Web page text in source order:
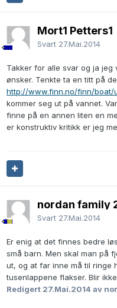
Mort1 Petters1
Svart 27.Mai.2014
Takker for alle svar og ja
ønsker. Tenkte ta en titt på
http://www.finn.no/finn/boat/
kommer seg ut på vannet.
finne på en annen liten en
er konstruktiv kritikk er jeg
nordan family
Svart 27.Mai.2014
Er enig at det finnes bedre
små barn. Men skal man på
ut, og at far inne må til ringe
tusenlappene flakser. Blir
Redigert 27.Mai.2014 av